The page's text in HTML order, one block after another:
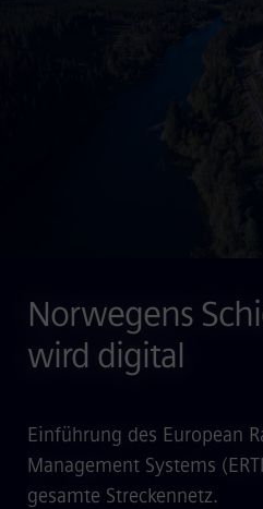
Norwegens
wird digital
Einführung des European
Management Systems
gesamte Streckennetz.